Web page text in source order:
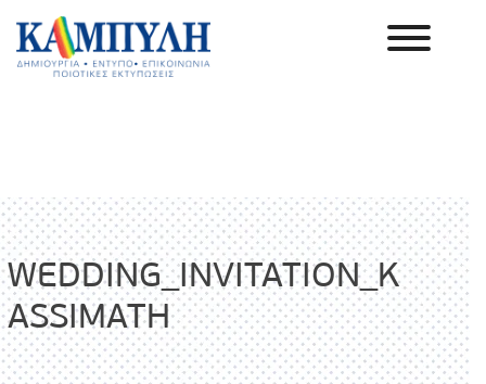
Skip
content
WEDDING_INVITATION_K
ASSIMATH